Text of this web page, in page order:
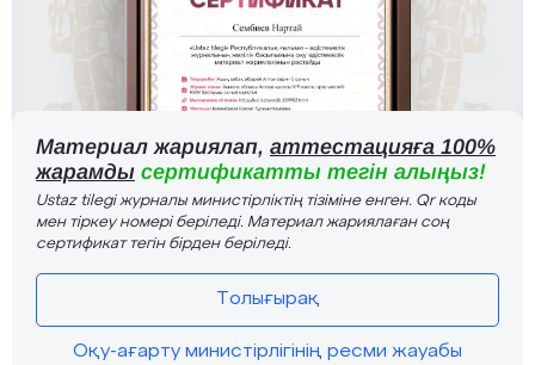
Материал жариялап, аттестацияға 100%
жарамды сертификатты тегін алыңыз!
Ustaz tilegi журналы министірліктің тізіміне енген. Qr коды
мен тіркеу номері беріледі. Материал жариялаған соң
сертификат тегін бірден беріледі.
Толығырақ
Оқу-ағарту министірлігінің ресми жауабы